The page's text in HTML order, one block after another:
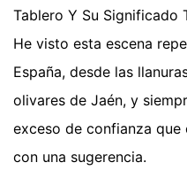
Tablero Y Su Significado
He visto esta escena
España, desde las
olivares de Jaén, y
exceso de confianza
con una sugerencia.